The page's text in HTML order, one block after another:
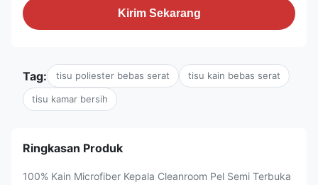
Kirim Sekarang
Tag: tisu poliester bebas serat tisu kain bebas serat
tisu kamar bersih
Ringkasan Produk
100% Kain Microfiber Kepala Cleanroom Pel Semi Terbuka